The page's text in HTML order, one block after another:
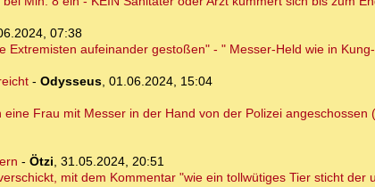
07:38
Extremisten aufeinander gestoßen" - " Messer-Held wie in
- Odysseus, 01.06.2024, 15:04
Frau mit Messer in der Hand von der Polizei angeschossen
- Ötzi, 31.05.2024, 20:51
mit dem Kommentar "wie ein tollwütiges Tier sticht der